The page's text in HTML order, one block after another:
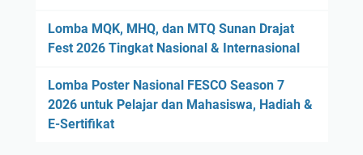
Lomba MQK, MHQ, dan MTQ Sunan Drajat
Fest 2026 Tingkat Nasional & Internasional
Lomba Poster Nasional FESCO Season 7
2026 untuk Pelajar dan Mahasiswa, Hadiah &
E-Sertifikat